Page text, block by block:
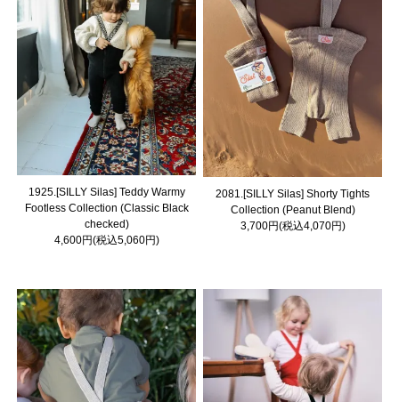
1925.[SILLY Silas] Teddy Warmy
Footless Collection (Classic Black
checked)
4,600円(税込5,060円)
2081.[SILLY Silas] Shorty Tights
Collection (Peanut Blend)
3,700円(税込4,070円)